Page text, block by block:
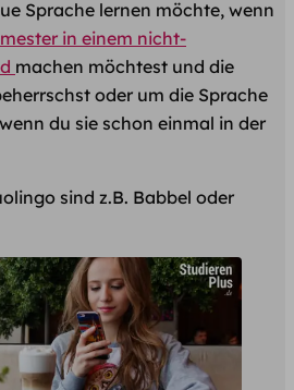
Sprache lernen möchte, wenn
in einem nicht-
machen möchtest und die
oder um die Sprache
du sie schon einmal in der
sind z.B. Babbel oder